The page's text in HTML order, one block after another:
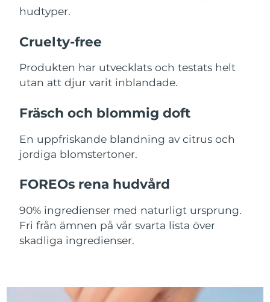
hudtyper.
Cruelty-free
Produkten har utvecklats och testats helt
utan att djur varit inblandade.
Fräsch och blommig doft
En uppfriskande blandning av citrus och
jordiga blomstertoner.
FOREOs rena hudvård
90% ingredienser med naturligt ursprung.
Fri från ämnen på vår svarta lista över
skadliga ingredienser.
Slovenien
Sydafrika Förväntad leverans
Sydkorea Förväntad leverans
Spanien Förväntad leverans8/12/26
Taiwan Förväntad leverans